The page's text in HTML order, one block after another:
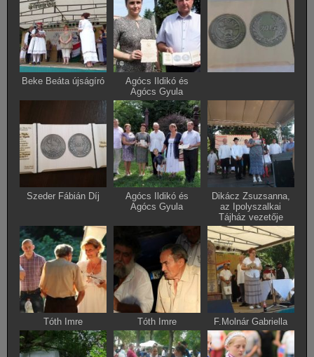
Beke Beáta újságíró
Agócs Ildikó és
Agócs Gyula
Szeder Fábián Díj
Agócs Ildikó és
Agócs Gyula
Dikácz Zsuzsanna,
az Ipolyszalkai
Tájház vezetője
Tóth Imre Tóth Imre F.Molnár Gabriella